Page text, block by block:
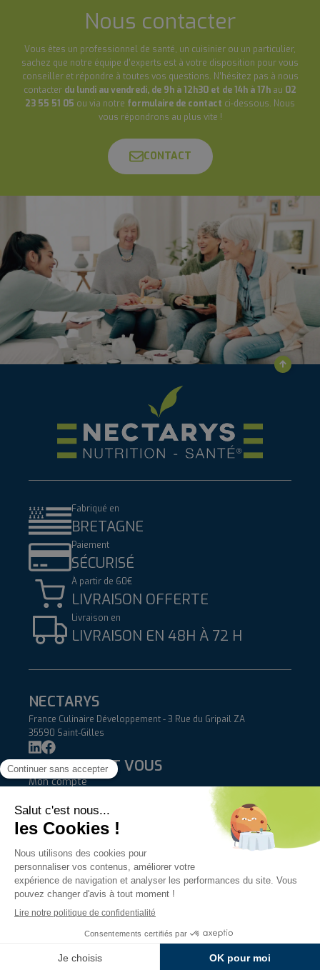
Nous contacter
Vous êtes un professionnel de santé, un cuisinier ou un particulier,
sachez que notre équipe d’experts est à votre disposition pour vous
conseiller et répondre à toutes vos questions. N’hésitez pas à nous
contacter du lundi au vendredi, de 9h à 12h30 et de 14h à 17h au 02
23 55 51 05 ou via notre formulaire de contact ci-dessous. Nous
vous répondrons au plus vite !
CONTACT
Fabriqué en
BRETAGNE
Paiement
SÉCURISÉ
À partir de 60€
LIVRAISON OFFERTE
Livraison en
LIVRAISON EN 48H À 72 H
NECTARYS
France Culinaire Développement - 3 Rue du Gripail ZA
35590 Saint-Gilles
NECTARYS ET VOUS
Mon compte
AIDE
FAQ
Conditions Générales de Vente
INFORMATIONS
Qui sommes-nous ?
Mentions légales & crédits
Nectarys 2026 © - Imaginé parMédiapilote (Laval) - Développé